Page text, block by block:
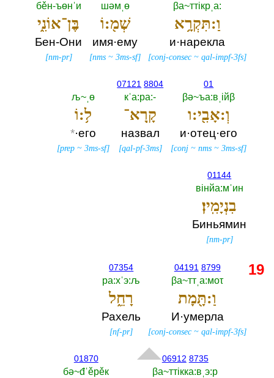
βа~ттiкрˌа:‎
וַ:תִּקְרָ֥א
и·нарекла
[conj-consec ~qal-impf-3fs]
шәмˌө
שְׁמ֖:וֹ
имя·ему
[nms ~3ms-sf]
бěн-ъөнˈи
בֶּן־אוֹנִ֑י
Бен-Они
[nm-pr]
01
βә~ъа:вˌiйβ
וְ:אָבִ֖י:ו
и·отец·его
[conj ~nms ~3ms-sf]
07121 8804
кˈа:ра:-‎
קָֽרָא־
назвал
[qal-pf-3ms]
љ~ˌө
ל֥:וֹ
*·его
[prep ~3ms-sf]
01144
вiнйа:мˈин
בִנְיָמִֽין׃
Биньямин
[nm-pr]
04191 8799
βа~ттˌа:моτ
וַ:תָּ֖מָת
И·умерла
[conj-consec ~qal-impf-3fs]
07354
ра:хˈэ:љ
רָחֵ֑ל
Рахель
[nf-pr]
06912 8735
βа~ттiкка:вˌэ:р
01870
бә~đˈěрěк
19